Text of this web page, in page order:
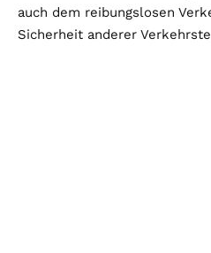
auch dem reibungslosen
Sicherheit anderer